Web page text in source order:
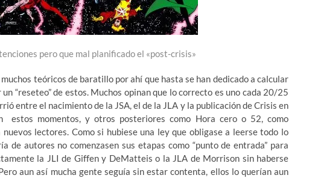
pero que mal planificado el «post-crisis»
teóricos de baratillo por ahí que hasta se han dedicado a calcular
“reseteo” de estos. Muchos opinan que lo correcto es uno cada 20/25
entre el nacimiento de la JSA, el de la JLA y la publicación de Crisis en
momentos, y otros posteriores como Hora cero o 52, como
lectores. Como si hubiese una ley que obligase a leerse todo lo
autores no comenzasen sus etapas como “punto de entrada” para
la JLI de Giffen y DeMatteis o la JLA de Morrison sin haberse
aun así mucha gente seguía sin estar contenta, ellos lo querían aun